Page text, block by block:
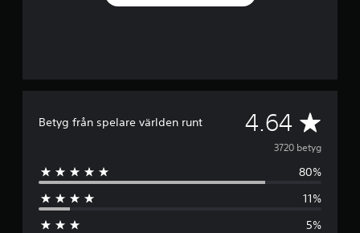
Betyg från spelare världen runt 4.64 G
e
n
o
3720 betyg
80%
11%
5%